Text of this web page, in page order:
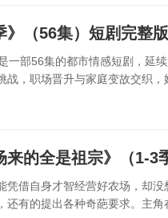
》（56集）短剧完整
一部56集的都市情感短剧，延
，职场晋升与家庭变故交织
来的全是祖宗》（1-3
借自身才智经营好农场，却
有的提出各种奇葩要求。主